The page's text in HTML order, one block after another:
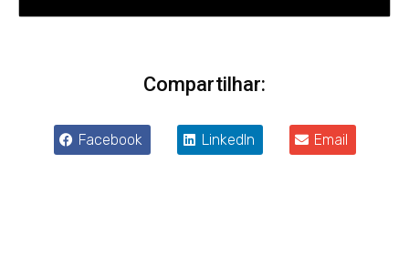
Compartilhar:
Facebook LinkedIn Email